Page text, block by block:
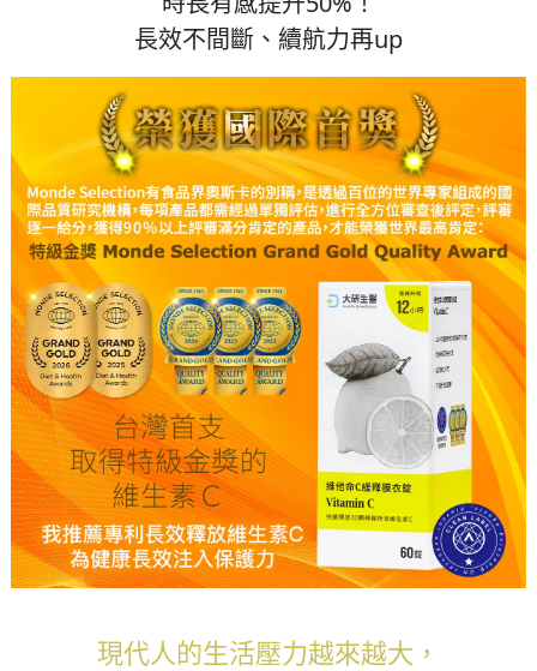
長效不間斷、續航力再up
現代人的生活壓力越來越大，